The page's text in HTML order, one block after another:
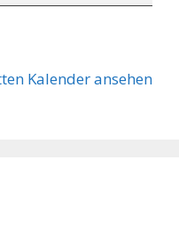
Kalender ansehen